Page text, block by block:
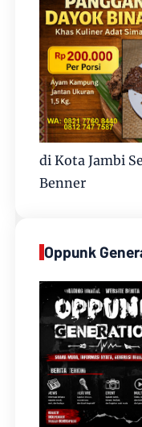
di Kota Jambi
Benner
Oppunk